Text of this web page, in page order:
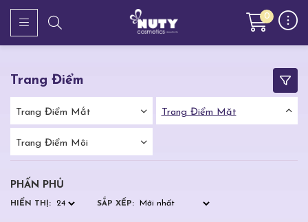
0
Trang Điểm
Trang Điểm Mắt Trang Điểm Mặt
Trang Điểm Môi
PHẤN PHỦ
HIỂN THỊ: SẮP XẾP: